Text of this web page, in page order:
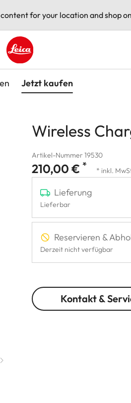
for your location and shop
Leica logo - Home
Jetzt kaufen
Wireless
Artikel-Nummer 19530
210,00 € * * inkl.
Lieferung
Lieferbar
Reservieren &
Derzeit nicht verfügbar
Kontakt &